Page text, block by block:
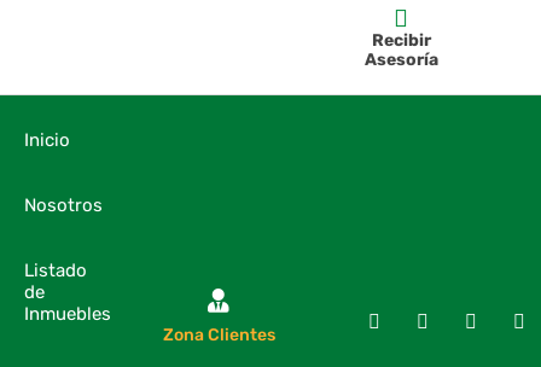
Recibir
Asesoría
Inicio
Nosotros
Listado
de
Inmuebles
Zona Clientes